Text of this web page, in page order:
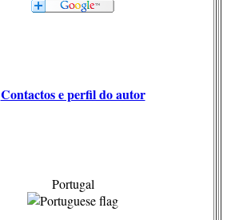
Contactos e perfil do autor
Portugal